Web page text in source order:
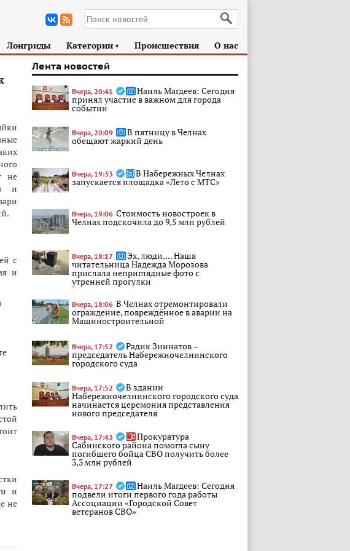
Лонгриды Категории ► Происшествия О нас
не
и
с
и
и
не
Лента новостей
Вчера, 20:41 Наиль Магдеев: Сегодня
принял участие в важном для города
событии
Вчера, 20:09 В пятницу в Челнах
обещают жаркий день
Вчера, 19:33 В Набережных Челнах
запускается площадка «Лето с МТС»
Вчера, 19:06 Стоимость новостроек в
Челнах подскочила до 9,5 млн рублей
Вчера, 18:17 Эх, люди.... Наша
читательница Надежда Морозова
прислала неприглядные фото с
утренней прогулки
Вчера, 18:06 В Челнах отремонтировали
ограждение, повреждённое в аварии на
Машиностроительной
Вчера, 17:52 Радик Зиннатов –
председатель Набережночелнинского
городского суда
Вчера, 17:52 В здании
Набережночелнинского городского суда
начинается церемония представления
нового председателя
Вчера, 17:43 Прокуратура
Сабинского района помогла сыну
погибшего бойца СВО получить более
3,3 млн рублей
Вчера, 17:27 Наиль Магдеев: Сегодня
подвели итоги первого года работы
Ассоциации «Городской Совет
ветеранов СВО»